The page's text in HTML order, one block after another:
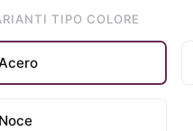
TIPO COLORE
Noce